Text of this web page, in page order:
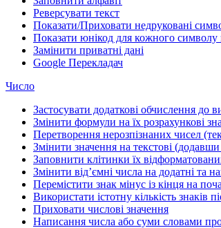
Реверсувати текст
Показати/Приховати недруковані
Показати юнікод для кожного символу
Замінити приватні дані
Google Перекладач
Число
Застосувати додаткові обчислення до
Змінити формули на їх розрахункові
Перетворення нерозпізнаних чисел
Змінити значення на текстові
Заповнити клітинки їх
Змінити від’ємні числа на додатні та
Перемістити знак мінус із кінця на
Використати істотну кількість знаків
Приховати числові значення
Написання числа або суми словами